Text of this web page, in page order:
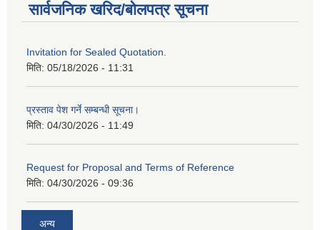
सार्वजनिक खरिद/बोलपत्र सूचना
Invitation for Sealed Quotation.
मिति: 05/18/2026 - 11:31
प्रस्ताव पेश गर्ने सम्बन्धी सूचना।
मिति: 04/30/2026 - 11:49
Request for Proposal and Terms of Reference
मिति: 04/30/2026 - 09:36
अन्य